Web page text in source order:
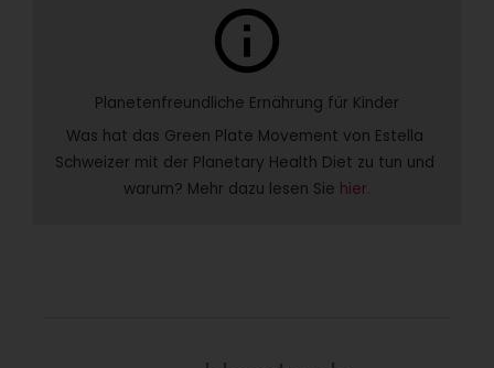
info
Planetenfreundliche Ernährung für Kinder
Was hat das Green Plate Movement von Estella
Schweizer mit der Planetary Health Diet zu tun und
warum? Mehr dazu lesen Sie hier.